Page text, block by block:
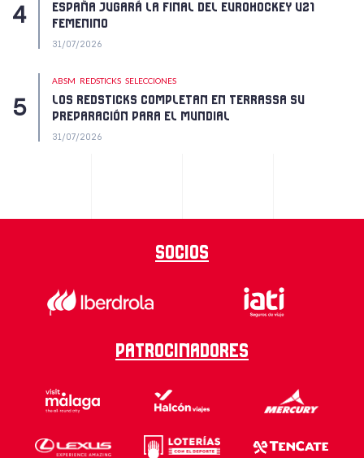
ESPAÑA JUGARÁ LA FINAL DEL EUROHOCKEY U21
FEMENINO
31/07/2026
ABSM REDSTICKS SELECCIONES
LOS REDSTICKS COMPLETAN EN TERRASSA SU
PREPARACIÓN PARA EL MUNDIAL
31/07/2026
Socios
Patrocinadores